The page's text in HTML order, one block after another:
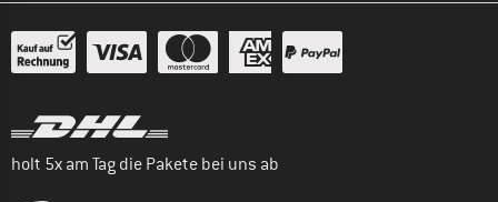
holt 5x am Tag die Pakete bei uns ab